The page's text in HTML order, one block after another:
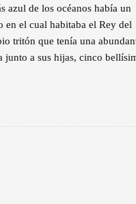
azul de los océanos había un
en el cual habitaba el Rey del
tritón que tenía una
junto a sus hijas, cinco